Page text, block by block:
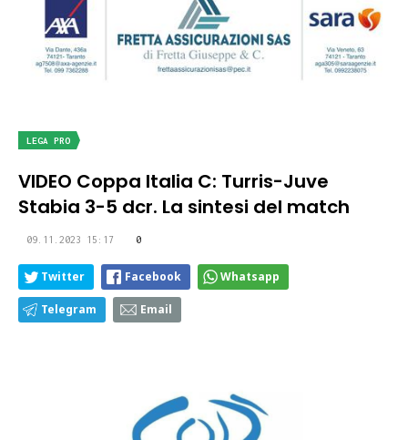
LEGA PRO
VIDEO Coppa Italia C: Turris-Juve
Stabia 3-5 dcr. La sintesi del match
09.11.2023 15:17 0
Twitter Facebook Whatsapp
Telegram Email